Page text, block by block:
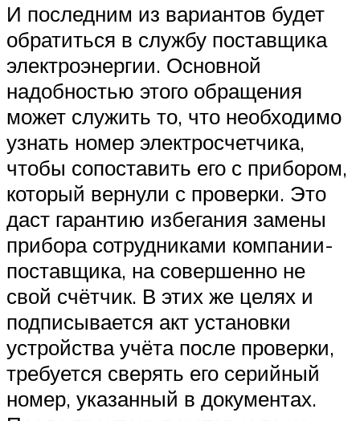
И последним из вариантов будет
обратиться в службу поставщика
электроэнергии. Основной
надобностью этого обращения
может служить то, что необходимо
узнать номер электросчетчика,
чтобы сопоставить его с прибором,
который вернули с проверки. Это
даст гарантию избегания замены
прибора сотрудниками компании-
поставщика, на совершенно не
свой счётчик. В этих же целях и
подписывается акт установки
устройства учёта после проверки,
требуется сверять его серийный
номер, указанный в документах.